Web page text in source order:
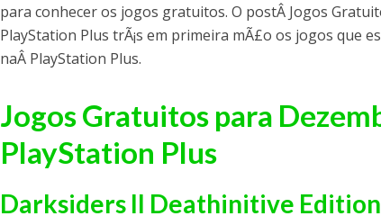
para conhecer os jogos gratuitos. O postÂ Jogos
PlayStation Plus trÃ¡s em primeira mÃ£o os jogos que
naÂ PlayStation Plus.
Jogos Gratuitos para
PlayStation Plus
Darksiders II Deathinitive Edition